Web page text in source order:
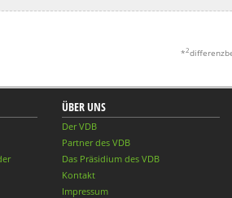
*2
ÜBER UNS
Der VDB
Partner des VDB
Das Präsidium des VDB
Kontakt
Impressum